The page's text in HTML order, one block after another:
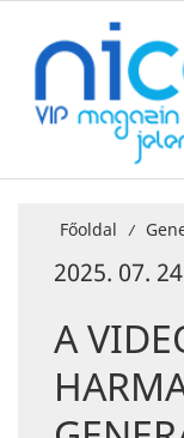
Főoldal /
2025. 07.
A